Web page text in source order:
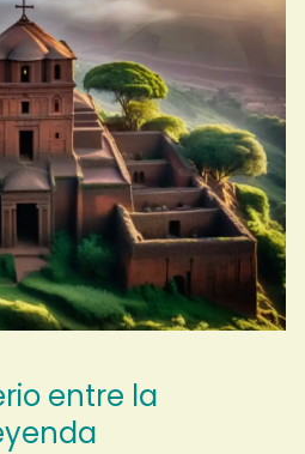
entre la